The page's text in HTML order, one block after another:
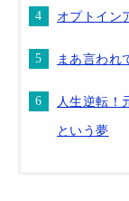
オプトイン
まあ言われ
人生逆転！
という夢